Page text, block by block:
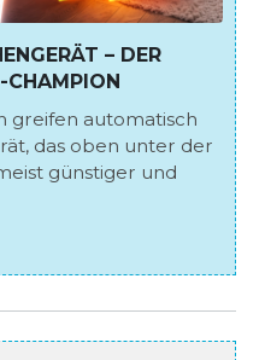
– DER
CHAMPION
greifen automatisch
das oben unter der
günstiger und